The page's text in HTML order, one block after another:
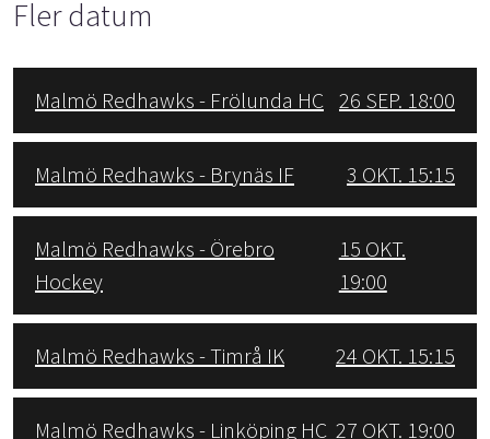
Fler datum
Malmö Redhawks - Frölunda HC 26 SEP. 18:00
Malmö Redhawks - Brynäs IF 3 OKT. 15:15
Malmö Redhawks - Örebro
Hockey
15 OKT.
19:00
Malmö Redhawks - Timrå IK 24 OKT. 15:15
Malmö Redhawks - Linköping HC 27 OKT. 19:00